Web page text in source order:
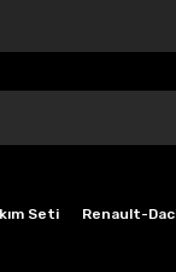
Seti Renault-